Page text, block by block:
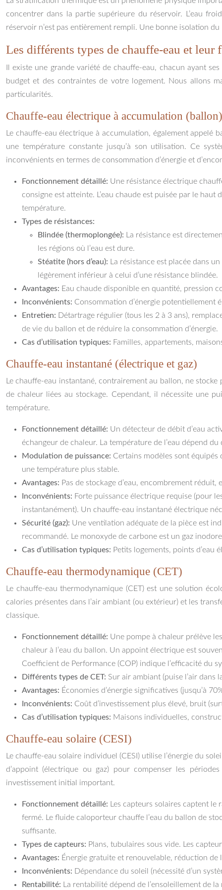
concentrer dans la partie supérieure du réservoir. L’eau
réservoir n’est pas entièrement rempli. Une bonne isolation
Les différents types de chauffe-eau et leur
Il existe une grande variété de chauffe-eau, chacun ayant
budget et des contraintes de votre logement. Nous allons
particularités.
Chauffe-eau électrique à accumulation (ballon)
Le chauffe-eau électrique à accumulation, également
une température constante jusqu’à son utilisation. Ce
inconvénients en termes de consommation d’énergie et
Fonctionnement détaillé: Une résistance électrique
consigne est atteinte. L’eau chaude est puisée par le
température.
Types de résistances:
Blindée (thermoplongée):
La résistance est
les régions où l’eau est dure.
Stéatite (hors d’eau):
La résistance est placée dans
légèrement inférieur à celui d’une résistance blindée.
Avantages: Eau chaude disponible en quantité, pression
Inconvénients: Consommation d’énergie potentiellement
Entretien: Détartrage régulier (tous les 2 à 3 ans),
de vie du ballon et de réduire la consommation d’énergie.
Cas d’utilisation typiques: Familles, appartements,
Chauffe-eau instantané (électrique et gaz)
Le chauffe-eau instantané, contrairement au ballon, ne
de chaleur liées au stockage. Cependant, il nécessite une
température.
Fonctionnement détaillé: Un détecteur de débit d’eau
échangeur de chaleur. La température de l’eau dépend
Modulation de puissance: Certains modèles sont équipés
une température plus stable.
Avantages: Pas de stockage d’eau, encombrement
Inconvénients: Forte puissance électrique requise (pour
instantanément). Un chauffe-eau instantané électrique
Sécurité (gaz): Une ventilation adéquate de la pièce est
recommandé. Le monoxyde de carbone est un gaz
Cas d’utilisation typiques: Petits logements, points d’eau
Chauffe-eau thermodynamique (CET)
Le chauffe-eau thermodynamique (CET) est une solution
calories présentes dans l’air ambiant (ou extérieur) et les
classique.
Fonctionnement détaillé: Une pompe à chaleur prélève
chaleur à l’eau du ballon. Un appoint électrique est
Coefficient de Performance (COP) indique l’efficacité du
Différents types de CET: Sur air ambiant (puise l’air dans
Avantages: Économies d’énergie significatives (jusqu’à
Inconvénients: Coût d’investissement plus élevé, bruit
Cas d’utilisation typiques: Maisons individuelles,
Chauffe-eau solaire (CESI)
Le chauffe-eau solaire individuel (CESI) utilise l’énergie du
d’appoint (électrique ou gaz) pour compenser les
investissement initial important.
Fonctionnement détaillé:
Les capteurs solaires captent
fermé. Le fluide caloporteur chauffe l’eau du ballon de
suffisante.
Types de capteurs: Plans, tubulaires sous vide. Les
Avantages: Énergie gratuite et renouvelable, réduction de
Inconvénients: Dépendance du soleil (nécessité d’un
Rentabilité:
La rentabilité dépend de l’ensoleillement de